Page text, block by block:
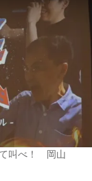
叫べ！ 岡山